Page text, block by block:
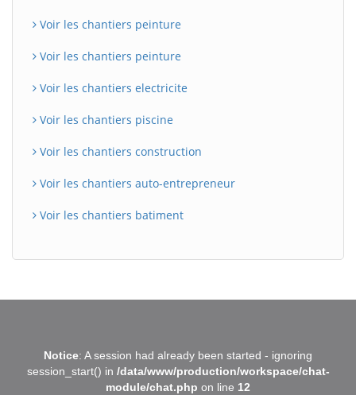
Voir les chantiers peinture
Voir les chantiers peinture
Voir les chantiers electricite
Voir les chantiers piscine
Voir les chantiers construction
Voir les chantiers auto-entrepreneur
Voir les chantiers batiment
Notice: A session had already been started - ignoring
session_start() in /data/www/production/workspace/chat-
module/chat.php on line 12
B
Assistant en ligne